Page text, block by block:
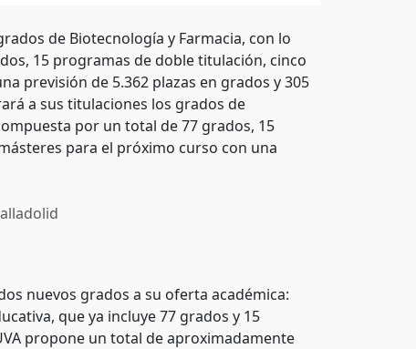
de Biotecnología y Farmacia, con lo
15 programas de doble titulación, cinco
previsión de 5.362 plazas en grados y 305
a sus titulaciones los grados de
por un total de 77 grados, 15
para el próximo curso con una
nuevos grados a su oferta académica:
que ya incluye 77 grados y 15
propone un total de aproximadamente